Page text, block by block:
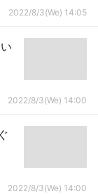
2022/8/3(We) 14:05
2022/8/3(We) 14:00
2022/8/3(We) 14:00